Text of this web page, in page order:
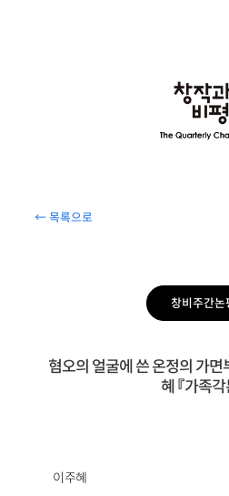
← 목록으로
창비주간논
혐오의 얼굴에 쓴 온정의 가
혜 『가족각
이주혜